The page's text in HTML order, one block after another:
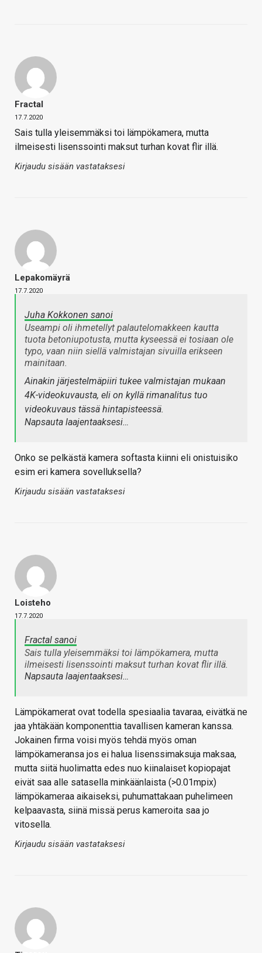
Fractal
17.7.2020
Sais tulla yleisemmäksi toi lämpökamera, mutta
ilmeisesti lisenssointi maksut turhan kovat flir illä.
Kirjaudu sisään vastataksesi
Lepakomäyrä
17.7.2020
Juha Kokkonen sanoi
Useampi oli ihmetellyt palautelomakkeen kautta
tuota betoniupotusta, mutta kyseessä ei tosiaan ole
typo, vaan niin siellä valmistajan sivuilla erikseen
mainitaan.
Ainakin järjestelmäpiiri tukee valmistajan mukaan
4K-videokuvausta, eli on kyllä rimanalitus tuo
videokuvaus tässä hintapisteessä.
Napsauta laajentaaksesi…
Onko se pelkästä kamera softasta kiinni eli onistuisiko
esim eri kamera sovelluksella?
Kirjaudu sisään vastataksesi
Loisteho
17.7.2020
Fractal sanoi
Sais tulla yleisemmäksi toi lämpökamera, mutta
ilmeisesti lisenssointi maksut turhan kovat flir illä.
Napsauta laajentaaksesi…
Lämpökamerat ovat todella spesiaalia tavaraa, eivätkä ne
jaa yhtäkään komponenttia tavallisen kameran kanssa.
Jokainen firma voisi myös tehdä myös oman
lämpökameransa jos ei halua lisenssimaksuja maksaa,
mutta siitä huolimatta edes nuo kiinalaiset kopiopajat
eivät saa alle satasella minkäänlaista (>0.01mpix)
lämpökameraa aikaiseksi, puhumattakaan puhelimeen
kelpaavasta, siinä missä perus kameroita saa jo
vitosella.
Kirjaudu sisään vastataksesi